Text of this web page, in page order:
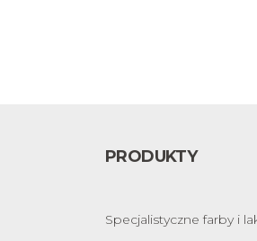
PRODUKTY
Specjalistyczne farby i